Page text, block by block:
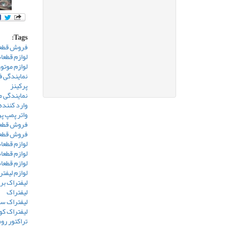
Tags:
فروش
لوازم
لوازم
پرکینز
نمایندگی
وارد
واتر پمپ
فروش
فروش
لوازم
لوازم
لوازم
لوازم
لیفتراک
لیفتراک
لیفتراک
لیفتراک
تراکتور